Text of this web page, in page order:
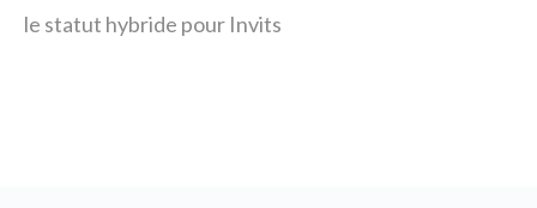
le statut hybride pour Invits